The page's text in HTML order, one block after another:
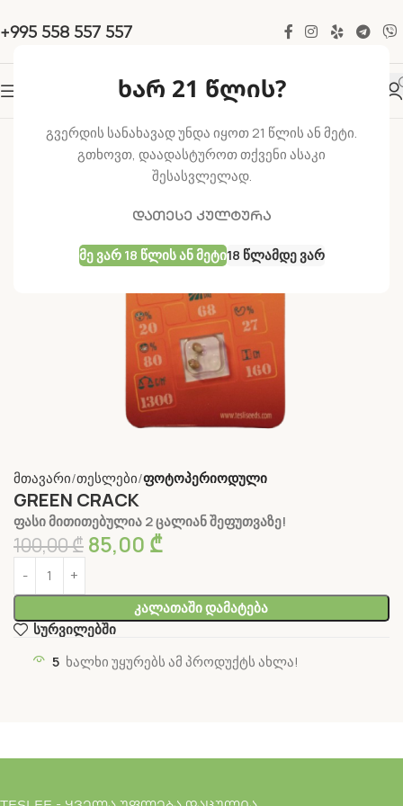
ხარ 21 წლის?
გვერდის სანახავად უნდა იყოთ 21 წლის ან მეტი.
გთხოვთ, დაადასტუროთ თქვენი ასაკი
შესასვლელად.
დათესე კულტურა
Მე Ვარ 18 Წლის Ან Მეტი18 Წლამდე Ვარ
+995 558 557 557
მთავარი თესლები ფოტოპერიოდული
GREEN CRACK
ფასი მითითებულია 2 ცალიან შეფუთვაზე!
100,00₾ 85,00 ₾
Კალათაში Დამატება
სურვილებში
5 ხალხი უყურებს ამ პროდუქტს ახლა!